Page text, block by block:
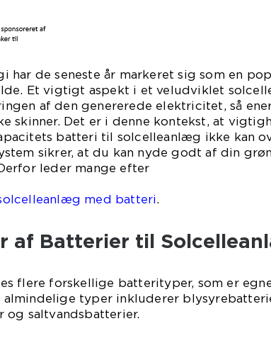
har de seneste år markeret sig som en
Et vigtigt aspekt i et veludviklet
af den genererede elektricitet, så
skinner. Det er i denne kontekst, at
batteri til solcelleanlæg ikke kan
sikrer, at du kan nyde godt af din
leder mange efter
med batteri.
af Batterier til
flere forskellige batterityper, som er
almindelige typer inkluderer
og saltvandsbatterier.